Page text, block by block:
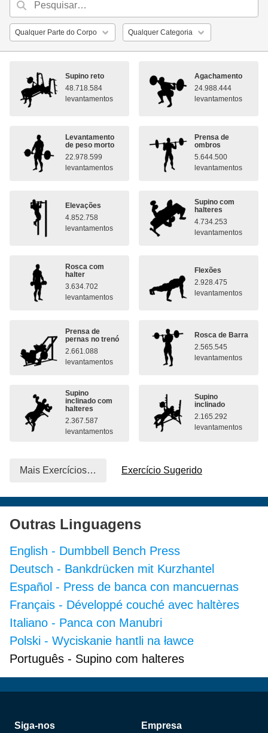
Supino reto
48.718.584
levantamentos
Agachamento
24.988.444
levantamentos
Levantamento
de peso morto
22.978.599
levantamentos
Prensa de
ombros
5.644.500
levantamentos
Elevações
4.852.758
levantamentos
Supino com
halteres
4.734.253
levantamentos
Rosca com
halter
3.634.702
levantamentos
Flexões
2.928.475
levantamentos
Prensa de
pernas no trenó
2.661.088
levantamentos
Rosca de Barra
2.565.545
levantamentos
Supino
inclinado com
halteres
2.367.587
levantamentos
Supino
inclinado
2.165.292
levantamentos
Mais Exercícios… Exercício Sugerido
Outras Linguagens
English - Dumbbell Bench Press
Deutsch - Bankdrücken mit Kurzhantel
Español - Press de banca con mancuernas
Français - Développé couché avec haltères
Italiano - Panca con Manubri
Polski - Wyciskanie hantli na ławce
Português - Supino com halteres
Rodapé
Siga-nos Empresa